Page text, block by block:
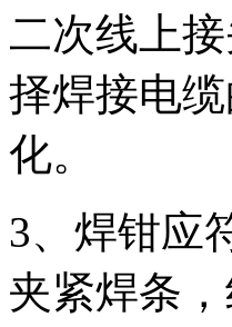
二次线上
择焊接电
化。
3、焊钳应
夹紧焊条